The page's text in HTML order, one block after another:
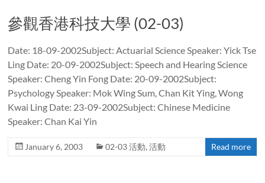
參觀香港科技大學 (02-03)
Date: 18-09-2002Subject: Actuarial Science Speaker: Yick Tse
Ling Date: 20-09-2002Subject: Speech and Hearing Science
Speaker: Cheng Yin Fong Date: 20-09-2002Subject:
Psychology Speaker: Mok Wing Sum, Chan Kit Ying, Wong
Kwai Ling Date: 23-09-2002Subject: Chinese Medicine
Speaker: Chan Kai Yin
January 6, 2003 02-03 活動,活動 Read more